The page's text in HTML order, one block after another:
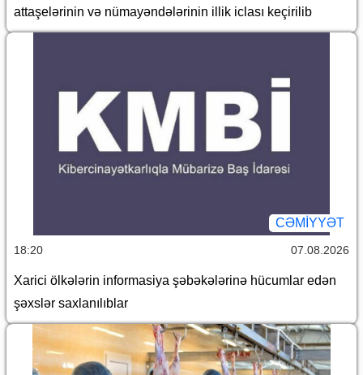
attaşelərinin və nümayəndələrinin illik iclası keçirilib
CƏMİYYƏT
18:20 07.08.2026
Xarici ölkələrin informasiya şəbəkələrinə hücumlar edən
şəxslər saxlanılıblar